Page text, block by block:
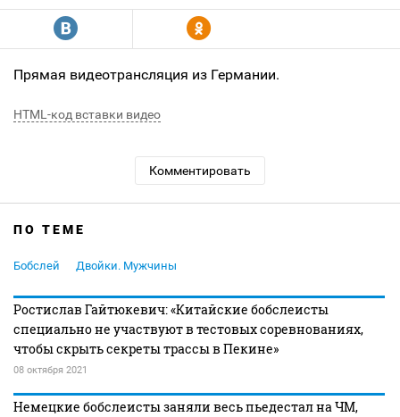
R Y
Прямая видеотрансляция из Германии.
HTML-код вставки видео
Комментировать
ПО ТЕМЕ
Бобслей Двойки. Мужчины
Ростислав Гайтюкевич: «Китайские бобслеисты
специально не участвуют в тестовых соревнованиях,
чтобы скрыть секреты трассы в Пекине»
08 октября 2021
Немецкие бобслеисты заняли весь пьедестал на ЧМ,